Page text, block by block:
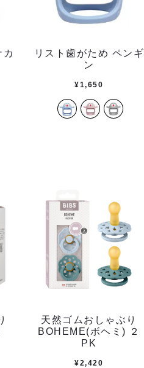
カ
リスト歯がため ペンギ
ン
¥1,650
天然ゴムおしゃぶり
BOHEME(ボヘミ) ２
PK
¥2,420